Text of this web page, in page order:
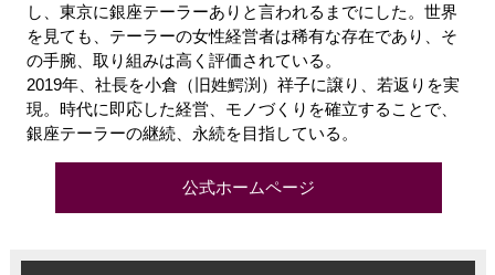
し、東京に銀座テーラーありと言われるまでにした。世界
を見ても、テーラーの女性経営者は稀有な存在であり、そ
の手腕、取り組みは高く評価されている。
2019年、社長を小倉（旧姓鰐渕）祥子に譲り、若返りを実
現。時代に即応した経営、モノづくりを確立することで、
銀座テーラーの継続、永続を目指している。
公式ホームページ